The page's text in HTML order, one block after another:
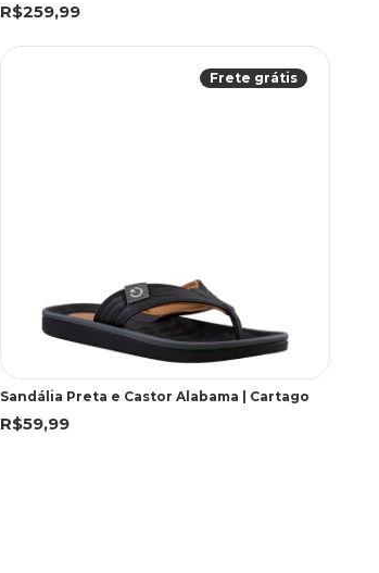
R$259,99
Frete grátis
Sandália Preta e Castor Alabama | Cartago
R$59,99